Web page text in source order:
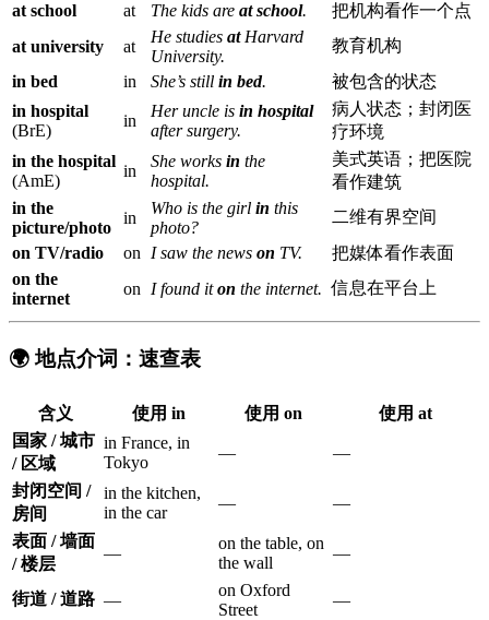
at school at The kids are at school.
把机构看作一个点
at university
at
He studies atHarvard
University.
教育机构
in bed
in She’s still in bed.
被包含的状态
in hospital
(BrE)
in
Her uncle is in hospital
after surgery.
病人状态；封闭医
疗环境
in the hospital
(AmE)
in
She works in the
hospital.
美式英语；把医院
看作建筑
in the
picture/photo
in
Who is the girl in this
photo?
二维有界空间
on TV/radio
on I saw the news on TV.
把媒体看作表面
on the
internet
on I found iton the internet. 信息在平台上
🌍 地点介词：速查表
含义 使用 in 使用 on 使用 at
国家 / 城市
/ 区域
in France, in
Tokyo
— —
封闭空间 /
房间
in the kitchen,
in the car
— —
表面 / 墙面
/ 楼层
—
on the table, on
the wall
—
街道 / 道路 —
on Oxford
Street
—